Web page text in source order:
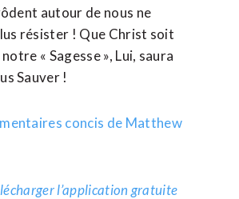
autour de nous ne
résister ! Que Christ soit
« Sagesse », Lui, saura
Sauver !
concis de Matthew
l’application gratuite